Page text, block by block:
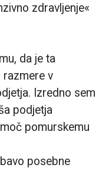
zdravljenje«
da je ta
v
Izredno sem
podjetja
pomurskemu
posebne